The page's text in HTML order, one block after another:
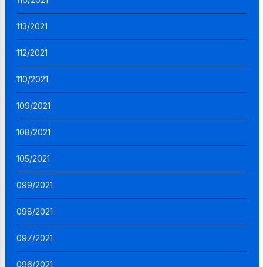
113/2021
112/2021
110/2021
109/2021
108/2021
105/2021
099/2021
098/2021
097/2021
096/2021